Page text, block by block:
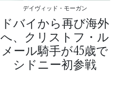
デイヴィッド・モーガン
ドバイから再び海外
へ、クリストフ・ル
メール騎手が45歳で
シドニー初参戦